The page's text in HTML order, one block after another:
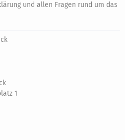
und allen Fragen rund um das
1